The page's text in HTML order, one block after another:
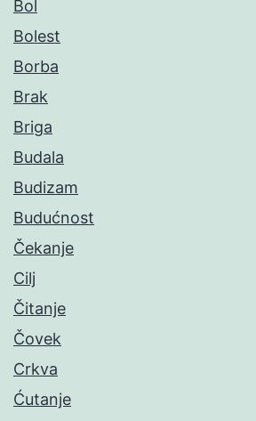
Bol
Bolest
Borba
Brak
Briga
Budala
Budizam
Budućnost
Čekanje
Cilj
Čitanje
Čovek
Crkva
Ćutanje